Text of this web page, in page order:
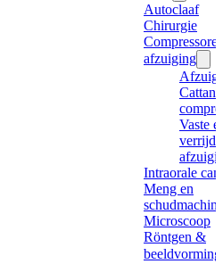
Autoclaaf
Chirurgie
afzuiging
Cattani
Vaste
Intraorale
Meng en
Microscoop
Röntgen &
beeldvorming